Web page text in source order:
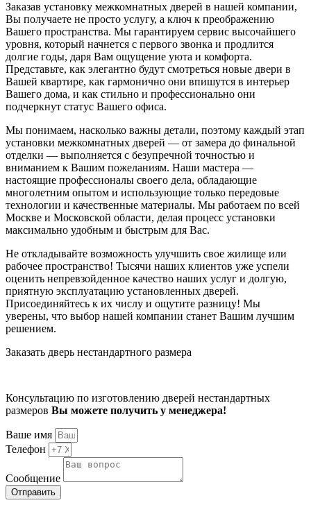
Заказав установку межкомнатных дверей в нашей компании,
Вы получаете не просто услугу, а ключ к преображению
Вашего пространства. Мы гарантируем сервис высочайшего
уровня, который начнется с первого звонка и продлится
долгие годы, даря Вам ощущение уюта и комфорта.
Представьте, как элегантно будут смотреться новые двери в
Вашей квартире, как гармонично они впишутся в интерьер
Вашего дома, и как стильно и профессионально они
подчеркнут статус Вашего офиса.
Мы понимаем, насколько важны детали, поэтому каждый этап
установки межкомнатных дверей — от замера до финальной
отделки — выполняется с безупречной точностью и
вниманием к Вашим пожеланиям. Наши мастера —
настоящие профессионалы своего дела, обладающие
многолетним опытом и использующие только передовые
технологии и качественные материалы. Мы работаем по всей
Москве и Московской области, делая процесс установки
максимально удобным и быстрым для Вас.
Не откладывайте возможность улучшить свое жилище или
рабочее пространство! Тысячи наших клиентов уже успели
оценить непревзойденное качество наших услуг и долгую,
приятную эксплуатацию установленных дверей.
Присоединяйтесь к их числу и ощутите разницу! Мы
уверены, что выбор нашей компании станет Вашим лучшим
решением.
Заказать дверь нестандартного размера
Консультацию по изготовлению дверей нестандартных
размеров Вы можете получить у менеджера!
Ваше имя
Телефон
Сообщение
Отправить